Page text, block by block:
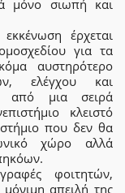
μόνο σιωπή και
έρχεται
για τα
αυστηρότερο
ελέγχου και
από μια σειρά
κλειστό
που δεν θα
χώρο αλλά
φοιτητών,
μόνιμη απειλή της